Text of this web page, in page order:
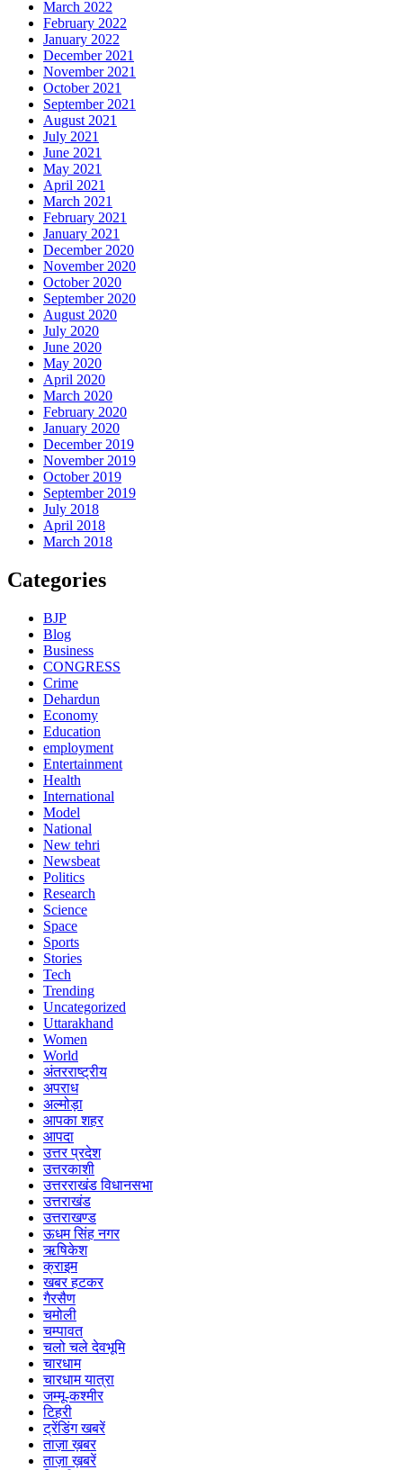
March 2022
February 2022
January 2022
December 2021
November 2021
October 2021
September 2021
August 2021
July 2021
June 2021
May 2021
April 2021
March 2021
February 2021
January 2021
December 2020
November 2020
October 2020
September 2020
August 2020
July 2020
June 2020
May 2020
April 2020
March 2020
February 2020
January 2020
December 2019
November 2019
October 2019
September 2019
July 2018
April 2018
March 2018
Categories
BJP
Blog
Business
CONGRESS
Crime
Dehardun
Economy
Education
employment
Entertainment
Health
International
Model
National
New tehri
Newsbeat
Politics
Research
Science
Space
Sports
Stories
Tech
Trending
Uncategorized
Uttarakhand
Women
World
अंतरराष्ट्रीय
अपराध
अल्मोड़ा
आपका शहर
आपदा
उत्तर प्रदेश
उत्तरकाशी
उत्तरराखंड विधानसभा
उत्तराखंड
उत्तराखण्ड
ऊधम सिंह नगर
ऋषिकेश
क्राइम
खबर हटकर
गैरसैण
चमोली
चम्पावत
चलो चले देवभूमि
चारधाम
चारधाम यात्रा
जम्मू-कश्मीर
टिहरी
ट्रेंडिंग खबरें
ताज़ा ख़बर
ताज़ा ख़बरें